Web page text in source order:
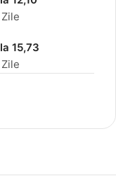
15,73